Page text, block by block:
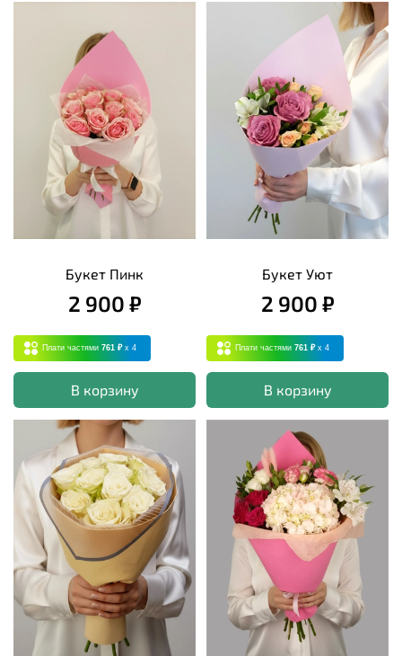
Букет Пинк
2 900 ₽
Плати частями 761 ₽ x 4
В корзину
Букет Уют
2 900 ₽
Плати частями 761 ₽ x 4
В корзину